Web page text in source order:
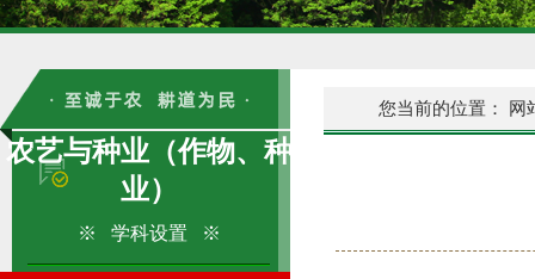
农艺与种业（作物、种
业）
※ 学科设置 ※
您当前的位置： 网